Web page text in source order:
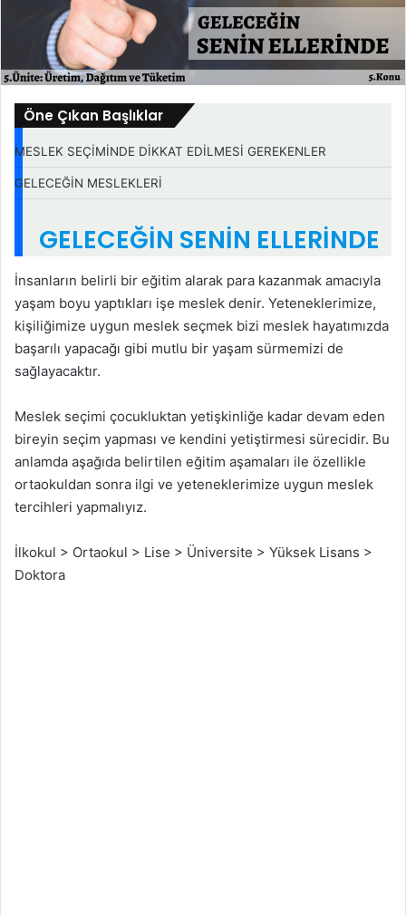
Öne Çıkan Başlıklar
MESLEK SEÇİMİNDE DİKKAT EDİLMESİ GEREKENLER
GELECEĞİN MESLEKLERİ
GELECEĞİN SENİN ELLERİNDE
İnsanların belirli bir eğitim alarak para kazanmak amacıyla
yaşam boyu yaptıkları işe meslek denir. Yeteneklerimize,
kişiliğimize uygun meslek seçmek bizi meslek hayatımızda
başarılı yapacağı gibi mutlu bir yaşam sürmemizi de
sağlayacaktır.
Meslek seçimi çocukluktan yetişkinliğe kadar devam eden
bireyin seçim yapması ve kendini yetiştirmesi sürecidir. Bu
anlamda aşağıda belirtilen eğitim aşamaları ile özellikle
ortaokuldan sonra ilgi ve yeteneklerimize uygun meslek
tercihleri yapmalıyız.
İlkokul > Ortaokul > Lise > Üniversite > Yüksek Lisans >
Doktora